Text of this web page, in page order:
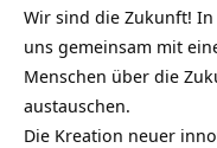
Wir sind die Zukunft!
uns gemeinsam mit
Menschen über die
austauschen.
Die Kreation neuer